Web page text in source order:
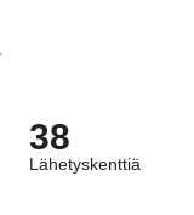
38
Lähetyskenttiä